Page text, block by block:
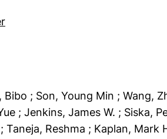
Bibo ; Son, Young Min ; Wang,
; Jenkins, James W. ; Siska,
; Taneja, Reshma ; Kaplan, Mark